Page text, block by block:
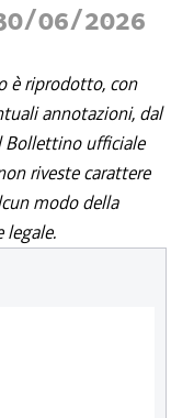
06/2026
è riprodotto, con
annotazioni, dal
Bollettino ufficiale
riveste carattere
modo della
legale.